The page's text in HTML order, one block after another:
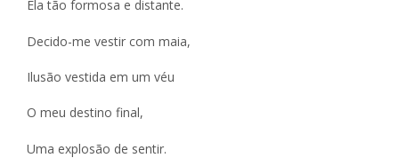
Ela tão formosa e distante.
Decido-me vestir com maia,
Ilusão vestida em um véu
O meu destino final,
Uma explosão de sentir.